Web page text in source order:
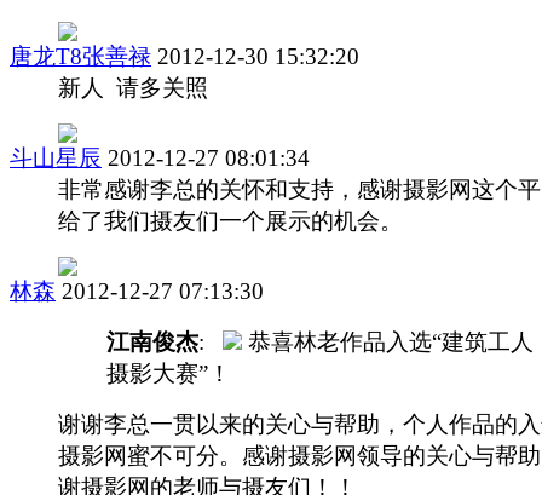
唐龙T8张善禄 2012-12-30 15:32:20
新人 请多关照
斗山星辰 2012-12-27 08:01:34
非常感谢李总的关怀和支持，感谢摄影网这个
给了我们摄友们一个展示的机会。
林森 2012-12-27 07:13:30
江南俊杰:
恭喜林老作品入选“建筑工人
摄影大赛”！
谢谢李总一贯以来的关心与帮助，个人作品的
摄影网蜜不可分。感谢摄影网领导的关心与帮
谢摄影网的老师与摄友们！！